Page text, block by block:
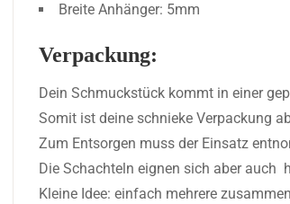
Breite Anhänger: 5mm
Verpackung:
Dein Schmuckstück kommt in einer
Somit ist deine schnieke Verpackung
Zum Entsorgen muss der Einsatz
Die Schachteln eignen sich aber auch
Kleine Idee: einfach mehrere